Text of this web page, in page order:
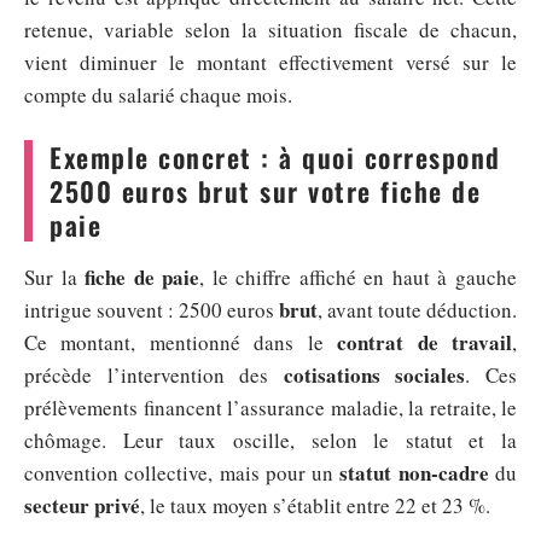
retenue, variable selon la situation fiscale de chacun,
vient diminuer le montant effectivement versé sur le
compte du salarié chaque mois.
Exemple concret : à quoi correspond
2500 euros brut sur votre fiche de
paie
Sur lafiche de paie, le chiffre affiché en haut à gauche
intrigue souvent : 2500 euros brut, avant toute déduction.
Ce montant, mentionné dans lecontrat de travail,
précède l’intervention des cotisations sociales. Ces
prélèvements financent l’assurance maladie, la retraite, le
chômage. Leur taux oscille, selon le statut et la
convention collective, mais pour unstatut non-cadre du
secteur privé, le taux moyen s’établit entre 22 et 23 %.